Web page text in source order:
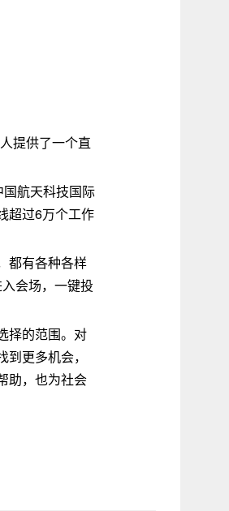
提供了一个直
航天科技国际
超过6万个工作
都有各种各样
会场，一键投
择的范围。对
到更多机会，
助，也为社会